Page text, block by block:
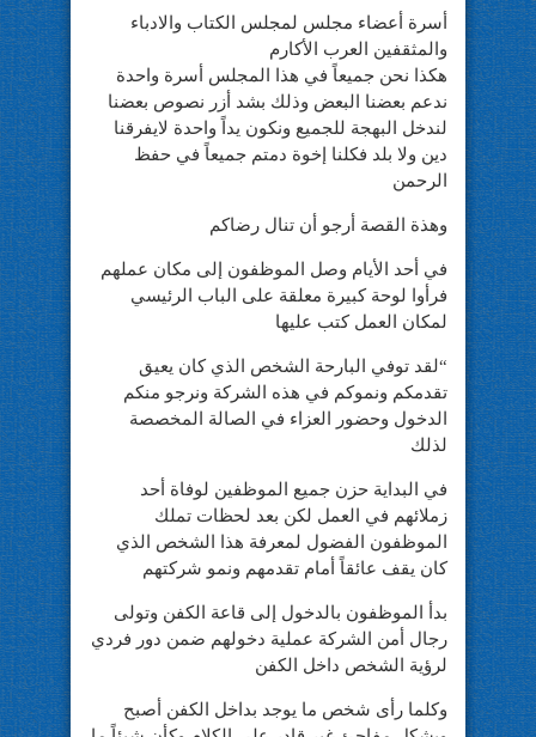
أسرة أعضاء مجلس لمجلس الكتاب والادباء
والمثقفين العرب الأكارم
هكذا نحن جميعاً في هذا المجلس أسرة واحدة
ندعم بعضنا البعض وذلك بشد أزر نصوص بعضنا
لندخل البهجة للجميع ونكون يداً واحدة لايفرقنا
دين ولا بلد فكلنا إخوة دمتم جميعاً في حفظ
الرحمن
وهذة القصة أرجو أن تنال رضاكم
في أحد الأيام وصل الموظفون إلى مكان عملهم
فرأوا لوحة كبيرة معلقة على الباب الرئيسي
لمكان العمل كتب عليها
“لقد توفي البارحة الشخص الذي كان يعيق
تقدمكم ونموكم في هذه الشركة ونرجو منكم
الدخول وحضور العزاء في الصالة المخصصة
لذلك
في البداية حزن جميع الموظفين لوفاة أحد
زملائهم في العمل لكن بعد لحظات تملك
الموظفون الفضول لمعرفة هذا الشخص الذي
كان يقف عائقاً أمام تقدمهم ونمو شركتهم
بدأ الموظفون بالدخول إلى قاعة الكفن وتولى
رجال أمن الشركة عملية دخولهم ضمن دور فردي
لرؤية الشخص داخل الكفن
وكلما رأى شخص ما يوجد بداخل الكفن أصبح